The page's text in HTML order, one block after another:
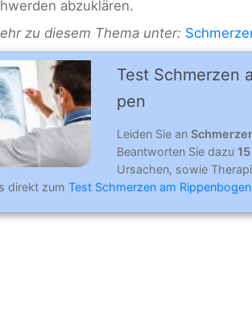
abzuklären.
zu diesem Thema unter:
Test Schmerzen
pen
Leiden Sie an
Beantworten Sie dazu
Ursachen, sowie
direkt zum Test Schmerzen am